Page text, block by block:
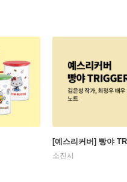
[예스리커버] 빵야
소진시